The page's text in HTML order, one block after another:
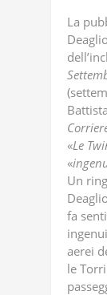
La
«Le
«
Un
fa
aerei
le